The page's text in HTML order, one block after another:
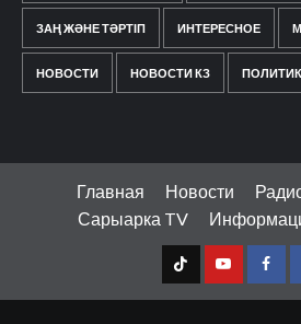
ЗАҢ ЖӘНЕ ТӘРТІП ИНТЕРЕСНОЕ
НОВОСТИ НОВОСТИ КЗ
Главная Новости
Сарыарка TV
TT Youtube
FB1